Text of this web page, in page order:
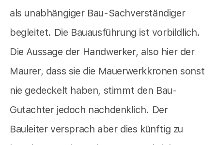
als unabhängiger Bau-Sachverständiger
begleitet. Die Bauausführung ist vorbildlich.
Die Aussage der Handwerker, also hier der
Maurer, dass sie die Mauerwerkkronen sonst
nie gedeckelt haben, stimmt den Bau-
Gutachter jedoch nachdenklich. Der
Bauleiter versprach aber dies künftig zu